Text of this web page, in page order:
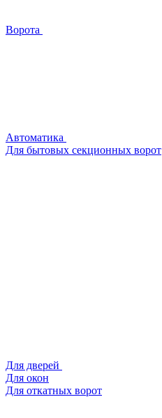
Ворота
Автоматика
Для бытовых секционных ворот
Для дверей
Для окон
Для откатных ворот